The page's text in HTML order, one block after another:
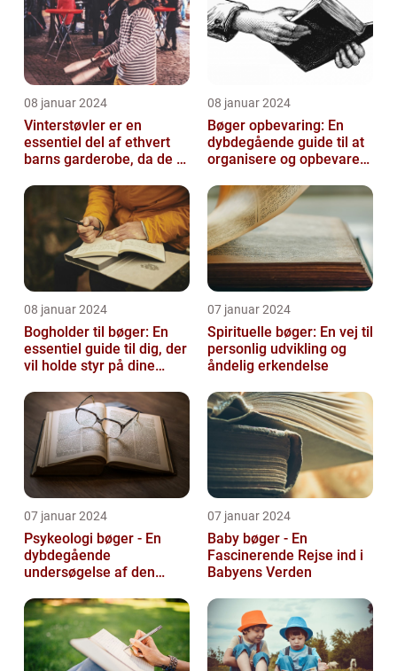
08 januar 2024
Vinterstøvler er en
essentiel del af ethvert
barns garderobe, da de er
deres ...
08 januar 2024
Bøger opbevaring: En
dybdegående guide til at
organisere og opbevare
08 januar 2024
Bogholder til bøger: En
essentiel guide til dig, der
vil holde styr på dine
07 januar 2024
Spirituelle bøger: En vej til
personlig udvikling og
åndelig erkendelse
07 januar 2024
Psykeologi bøger - En
dybdegående
undersøgelse af den
verden
07 januar 2024
Baby bøger - En
Fascinerende Rejse ind i
Babyens Verden